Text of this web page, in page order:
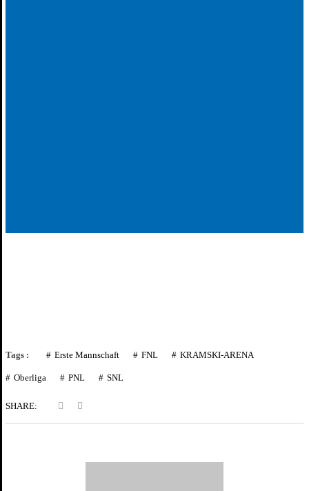
Tags : Erste Mannschaft FNL KRAMSKI-ARENA
Oberliga PNL SNL
SHARE: